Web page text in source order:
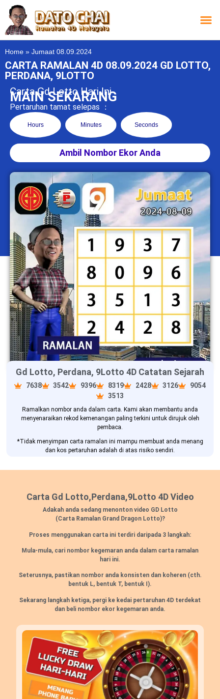
Home » Jumaat 08.09.2024
CARTA RAMALAN 4D 08.09.2024 GD LOTTO,
PERDANA, 9LOTTO
Carta Gd Lotto Hari Ini
MAIN SEKARANG
Pertaruhan tamat selepas ：
Hours Minutes Seconds
Ambil Nombor Ekor Anda
Gd Lotto, Perdana, 9Lotto 4D Catatan Sejarah
7638 3542 9396 8319 2428 3126
9054
3513
Ramalkan nombor anda dalam carta. Kami akan membantu anda
menyenaraikan rekod kemenangan paling terkini untuk dirujuk oleh
pembaca.
*Tidak menyimpan carta ramalan ini mampu membuat anda menang
dan kos pertaruhan adalah di atas risiko sendiri.
Carta Gd Lotto,Perdana,9Lotto 4D Video
Adakah anda sedang menonton video GD Lotto
(Carta Ramalan Grand Dragon Lotto)?
Proses menggunakan carta ini terdiri daripada 3 langkah:
Mula-mula, cari nombor kegemaran anda dalam carta ramalan
hari ini.
Seterusnya, pastikan nombor anda konsisten dan koheren (cth.
bentuk L, bentuk T, bentuk I).
Sekarang langkah ketiga, pergi ke kedai pertaruhan 4D terdekat
dan beli nombor ekor kegemaran anda.